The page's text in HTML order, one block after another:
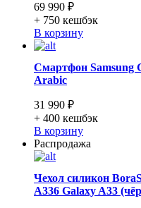
69 990 ₽
+ 750 кешбэк
В корзину
Смартфон Samsung
Arabic
31 990 ₽
+ 400 кешбэк
В корзину
Распродажа
Чехол силикон
A336 Galaxy A33